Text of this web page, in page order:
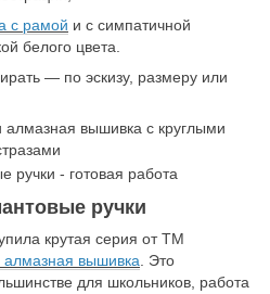
с рамой и с симпатичной
белого цвета.
— по эскизу, размеру или
ручки
крутая серия от ТМ
алмазная вышивка. Это
для школьников, работа